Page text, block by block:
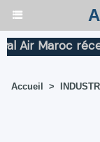
Maroc
Accueil >